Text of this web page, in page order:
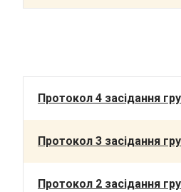
Протокол 4 засідання
Протокол 3 засідання
Протокол 2 засідання